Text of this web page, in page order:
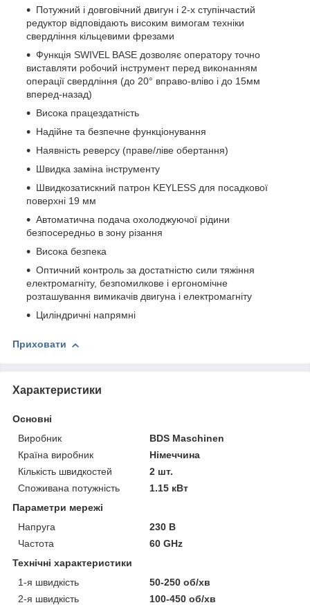
Потужний і довговічний двигун і 2-х ступінчастий
редуктор відповідають високим вимогам техніки
свердління кільцевими фрезами
Функція SWIVEL BASE дозволяє оператору точно
виставляти робочий інструмент перед виконанням
операції свердління (до 20° вправо-вліво і до 15мм
вперед-назад)
Висока працездатність
Надійне та безпечне функціонування
Наявність реверсу (праве/ліве обертання)
Швидка заміна інструменту
Швидкозатискний патрон KEYLESS для посадкової
поверхні 19 мм
Автоматична подача охолоджуючої рідини
безпосередньо в зону різання
Висока безпека
Оптичний контроль за достатністю сили тяжіння
електромагніту, безпомилкове і ергономічне
розташування вимикачів двигуна і електромагніту
Циліндричні напрямні
Приховати
Характеристики
Основні
Виробник
BDS Maschinen
Країна виробник
Німеччина
Кількість швидкостей
2 шт.
Споживана потужність
1.15 кВт
Параметри мережі
Напруга
230 В
Частота
60 GHz
Технічні характеристики
1-я швидкість
50-250 об/хв
2-я швидкість
100-450 об/хв